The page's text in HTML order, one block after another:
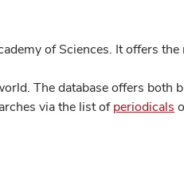
of Sciences. It offers the
The database offers both
via the list ofperiodicals